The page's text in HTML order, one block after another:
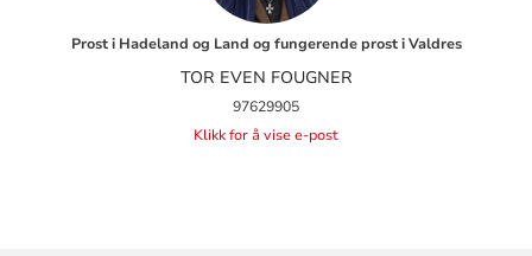
Prost i Hadeland og Land og fungerende prost i Valdres
TOR EVEN FOUGNER
97629905
Klikk for å vise e-post